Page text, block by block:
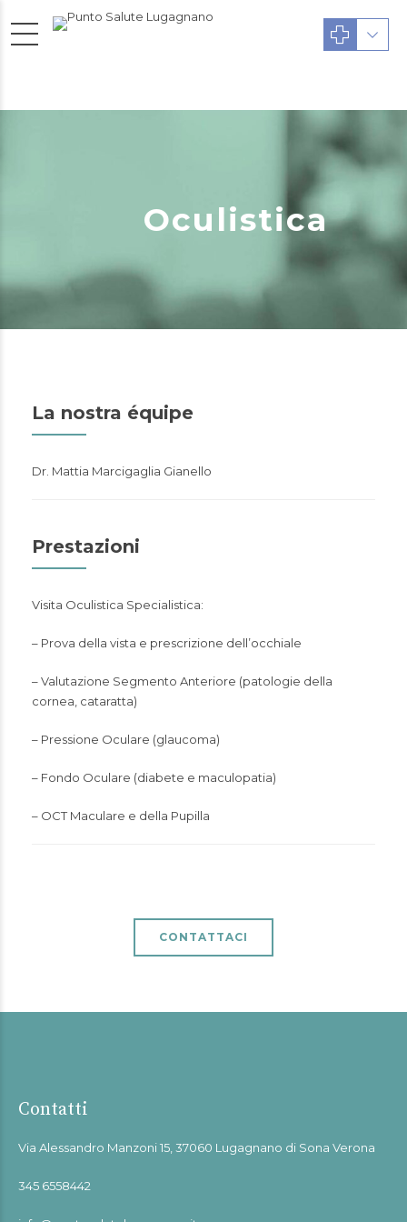
Oculistica
La nostra équipe
Dr. Mattia Marcigaglia Gianello
Prestazioni
Visita Oculistica Specialistica:
– Prova della vista e prescrizione dell’occhiale
– Valutazione Segmento Anteriore (patologie della
cornea, cataratta)
– Pressione Oculare (glaucoma)
– Fondo Oculare (diabete e maculopatia)
– OCT Maculare e della Pupilla
CONTATTACI
Contatti
Via Alessandro Manzoni 15, 37060 Lugagnano di Sona Verona
345 6558442